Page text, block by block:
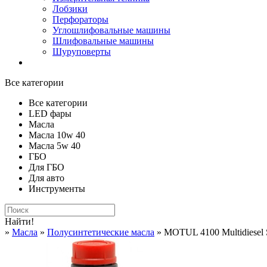
Лобзики
Перфораторы
Углошлифовальные машины
Шлифовальные машины
Шуруповерты
Все категории
Все категории
LED фары
Масла
Масла 10w 40
Масла 5w 40
ГБО
Для ГБО
Для авто
Инструменты
Найти!
» Масла » Полусинтетические масла » MOTUL 4100 Multidiesel